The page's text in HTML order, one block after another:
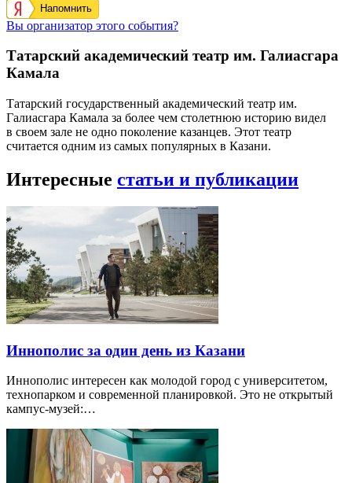
Напомнить
Вы организатор этого события?
Татарский академический театр им. Галиасгара
Камала
Татарский государственный академический театр им.
Галиасгара Камала за более чем столетнюю историю видел
в своем зале не одно поколение казанцев. Этот театр
считается одним из самых популярных в Казани.
Интересные статьи и публикации
Иннополис за один день из Казани
Иннополис интересен как молодой город с университетом,
технопарком и современной планировкой. Это не открытый
кампус-музей:…